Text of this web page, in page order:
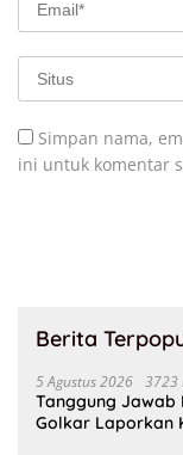
Simpan nama,
ini untuk komentar
Berita
5 Agustus 2026 3723
Tanggung Jawab
Golkar Laporkan